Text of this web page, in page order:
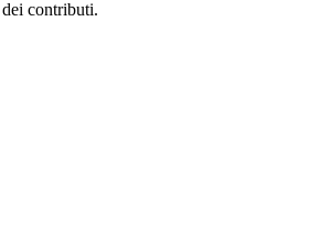
contributi.